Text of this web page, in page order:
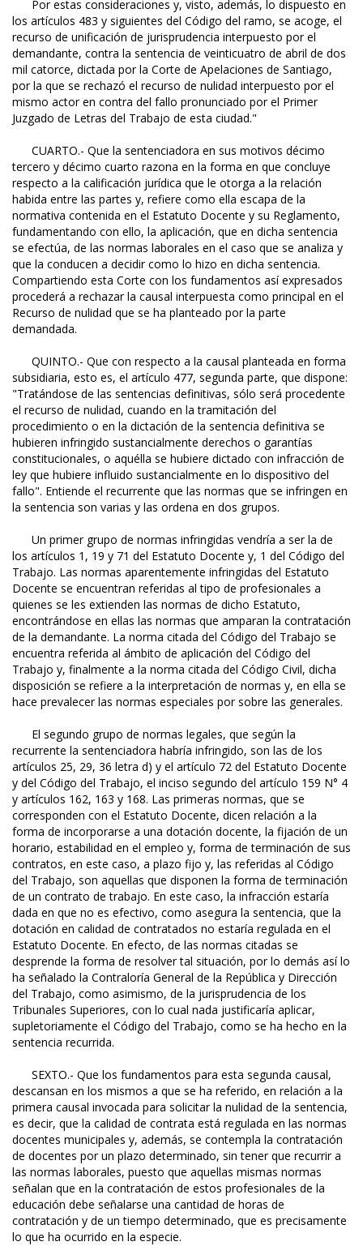
Por estas consideraciones y, visto, además, lo dispuesto en
los artículos 483 y siguientes del Código del ramo, se acoge, el
recurso de unificación de jurisprudencia interpuesto por el
demandante, contra la sentencia de veinticuatro de abril de dos
mil catorce, dictada por la Corte de Apelaciones de Santiago,
por la que se rechazó el recurso de nulidad interpuesto por el
mismo actor en contra del fallo pronunciado por el Primer
Juzgado de Letras del Trabajo de esta ciudad."
CUARTO.- Que la sentenciadora en sus motivos décimo
tercero y décimo cuarto razona en la forma en que concluye
respecto a la calificación jurídica que le otorga a la relación
habida entre las partes y, refiere como ella escapa de la
normativa contenida en el Estatuto Docente y su Reglamento,
fundamentando con ello, la aplicación, que en dicha sentencia
se efectúa, de las normas laborales en el caso que se analiza y
que la conducen a decidir como lo hizo en dicha sentencia.
Compartiendo esta Corte con los fundamentos así expresados
procederá a rechazar la causal interpuesta como principal en el
Recurso de nulidad que se ha planteado por la parte
demandada.
QUINTO.- Que con respecto a la causal planteada en forma
subsidiaria, esto es, el artículo 477, segunda parte, que dispone:
"Tratándose de las sentencias definitivas, sólo será procedente
el recurso de nulidad, cuando en la tramitación del
procedimiento o en la dictación de la sentencia definitiva se
hubieren infringido sustancialmente derechos o garantías
constitucionales, o aquélla se hubiere dictado con infracción de
ley que hubiere influido sustancialmente en lo dispositivo del
fallo". Entiende el recurrente que las normas que se infringen en
la sentencia son varias y las ordena en dos grupos.
Un primer grupo de normas infringidas vendría a ser la de
los artículos 1, 19 y 71 del Estatuto Docente y, 1 del Código del
Trabajo. Las normas aparentemente infringidas del Estatuto
Docente se encuentran referidas al tipo de profesionales a
quienes se les extienden las normas de dicho Estatuto,
encontrándose en ellas las normas que amparan la contratación
de la demandante. La norma citada del Código del Trabajo se
encuentra referida al ámbito de aplicación del Código del
Trabajo y, finalmente a la norma citada del Código Civil, dicha
disposición se refiere a la interpretación de normas y, en ella se
hace prevalecer las normas especiales por sobre las generales.
El segundo grupo de normas legales, que según la
recurrente la sentenciadora habría infringido, son las de los
artículos 25, 29, 36 letra d) y el artículo 72 del Estatuto Docente
y del Código del Trabajo, el inciso segundo del artículo 159 N° 4
y artículos 162, 163 y 168. Las primeras normas, que se
corresponden con el Estatuto Docente, dicen relación a la
forma de incorporarse a una dotación docente, la fijación de un
horario, estabilidad en el empleo y, forma de terminación de sus
contratos, en este caso, a plazo fijo y, las referidas al Código
del Trabajo, son aquellas que disponen la forma de terminación
de un contrato de trabajo. En este caso, la infracción estaría
dada en que no es efectivo, como asegura la sentencia, que la
dotación en calidad de contratados no estaría regulada en el
Estatuto Docente. En efecto, de las normas citadas se
desprende la forma de resolver tal situación, por lo demás así lo
ha señalado la Contraloría General de la República y Dirección
del Trabajo, como asimismo, de la jurisprudencia de los
Tribunales Superiores, con lo cual nada justificaría aplicar,
supletoriamente el Código del Trabajo, como se ha hecho en la
sentencia recurrida.
SEXTO.- Que los fundamentos para esta segunda causal,
descansan en los mismos a que se ha referido, en relación a la
primera causal invocada para solicitar la nulidad de la sentencia,
es decir, que la calidad de contrata está regulada en las normas
docentes municipales y, además, se contempla la contratación
de docentes por un plazo determinado, sin tener que recurrir a
las normas laborales, puesto que aquellas mismas normas
señalan que en la contratación de estos profesionales de la
educación debe señalarse una cantidad de horas de
contratación y de un tiempo determinado, que es precisamente
lo que ha ocurrido en la especie.